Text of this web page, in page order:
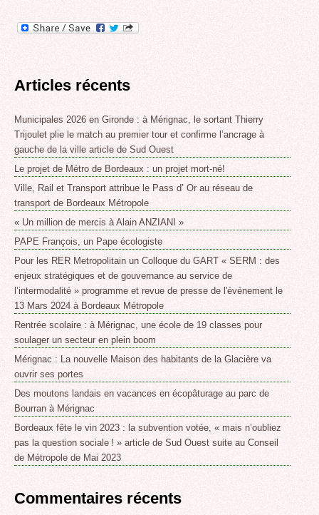
Articles récents
Municipales 2026 en Gironde : à Mérignac, le sortant Thierry
Trijoulet plie le match au premier tour et confirme l’ancrage à
gauche de la ville article de Sud Ouest
Le projet de Métro de Bordeaux : un projet mort-né!
Ville, Rail et Transport attribue le Pass d’ Or au réseau de
transport de Bordeaux Métropole
« Un million de mercis à Alain ANZIANI »
PAPE François, un Pape écologiste
Pour les RER Metropolitain un Colloque du GART « SERM : des
enjeux stratégiques et de gouvernance au service de
l’intermodalité » programme et revue de presse de l'événement le
13 Mars 2024 à Bordeaux Métropole
Rentrée scolaire : à Mérignac, une école de 19 classes pour
soulager un secteur en plein boom
Mérignac : La nouvelle Maison des habitants de la Glacière va
ouvrir ses portes
Des moutons landais en vacances en écopâturage au parc de
Bourran à Mérignac
Bordeaux fête le vin 2023 : la subvention votée, « mais n’oubliez
pas la question sociale ! » article de Sud Ouest suite au Conseil
de Métropole de Mai 2023
Commentaires récents